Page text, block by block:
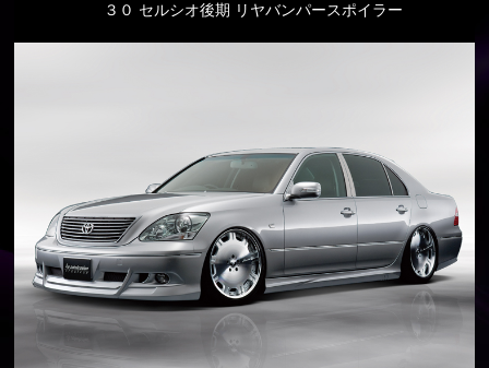
３０ セルシオ後期 リヤバンパースポイラー